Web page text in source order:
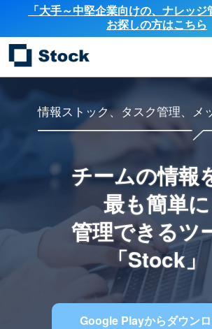
「大手～中堅企業向けの、ナレッ
お探しの方はこちら
情報ストック、タスク管理、メ
チームの情報
最も簡単に
管理できるツ
「Stock」
Google Playからダウン